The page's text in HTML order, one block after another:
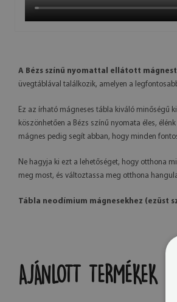
A Bézs színű nyomattal ellátott
üvegtáblával találkozik, amelyen a
Ez az írható mágneses tábla kiváló minőségű
köszönhetően a Bézs színű nyomata éles,
mágnes pedig segít abban, hogy minden
Ne hagyja ki ezt a lehetőséget, hogy otthona
meg most, és változtassa meg otthona
Tábla neodímium mágnesekhez (ezüst
AJÁNLOTT TERMÉKEK